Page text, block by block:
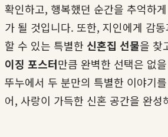
확인하고, 행복했던 순간을 추억하
가 될 것입니다. 또한, 지인에게 감
할 수 있는 특별한 신혼집 선물을 찾
이징 포스터만큼 완벽한 선택은 없
뚜누에서 두 분만의 특별한 이야기
어, 사랑이 가득한 신혼 공간을 완성